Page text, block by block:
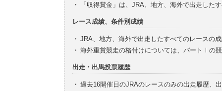
・
「収得賞金」は、JRA、地方、海外で出走した
レース成績、条件別成績
・ JRA、地方、海外で出走したすべてのレースの
・ 海外重賞競走の格付けについては、パートⅠの
出走・出馬投票履歴
・ 過去16開催日のJRAのレースのみの出走履歴、